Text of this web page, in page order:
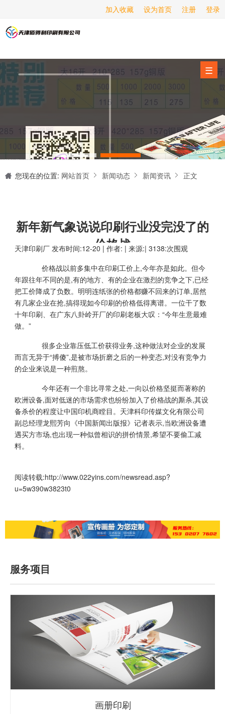
登录
注册
设为首页
加入收藏
☰
海报印刷
服务项目
经营范围
设备展示
新闻动态
关于我们
联系我们
您现在的位置: 网站首页 新闻动态 新闻资讯 正文
新年新气象说说印刷行业没完没了的
价格战
天津印刷厂 发布时间:12-20 | 作者: | 来源:| 3138:次围观
价格战以前多集中在印刷工价上,今年亦是如此。但今
年跟往年不同的是,有的地方、有的企业在激烈的竞争之下,已经
把工价降成了负数。明明连纸张的价格都赚不回来的订单,居然
有几家企业在抢,搞得现如今印刷的价格低得离谱。一位干了数
十年印刷、在广东八卦岭开厂的印刷老板大叹：“今年生意最难
做。”
很多企业靠压低工价获得业务,这种做法对企业的发展
而言无异于“搏傻”,是被市场折磨之后的一种变态,对没有竞争力
的企业来说是一种煎熬。
今年还有一个非比寻常之处,一向以价格坚挺而著称的
欧洲设备,面对低迷的市场需求也纷纷加入了价格战的厮杀,其设
备杀价的程度让中国印机商瞠目。天津科印传媒文化有限公司
副总经理龙熙芳向《中国新闻出版报》记者表示,当欧洲设备遭
遇买方市场,也出现一种似曾相识的拼价情景,希望不要偷工减
料。
阅读转载:http://www.022yins.com/newsread.asp?
u=5w390w3823t0
服务项目
画册印刷